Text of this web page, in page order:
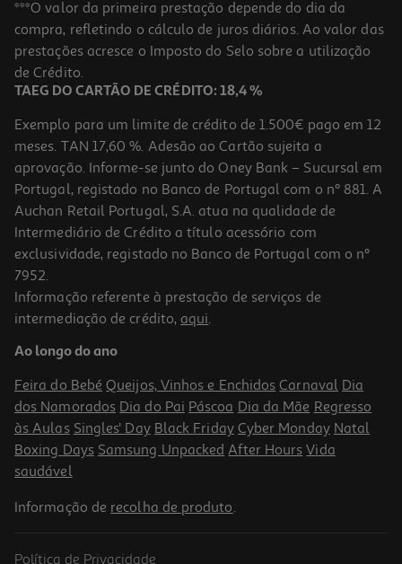
***O valor da primeira prestação depende do dia da
compra, refletindo o cálculo de juros diários. Ao valor das
prestações acresce o Imposto do Selo sobre a utilização
de Crédito.
TAEG DO CARTÃO DE CRÉDITO: 18,4 %
Exemplo para um limite de crédito de 1.500€ pago em 12
meses. TAN 17,60 %. Adesão ao Cartão sujeita a
aprovação. Informe-se junto do Oney Bank – Sucursal em
Portugal, registado no Banco de Portugal com o nº 881. A
Auchan Retail Portugal, S.A. atua na qualidade de
Intermediário de Crédito a título acessório com
exclusividade, registado no Banco de Portugal com o nº
7952.
Informação referente à prestação de serviços de
intermediação de crédito, aqui.
Ao longo do ano
Feira do Bebé Queijos, Vinhos e Enchidos Carnaval Dia
dos Namorados Dia do Pai Páscoa Dia da Mãe Regresso
às Aulas Singles' Day Black Friday Cyber Monday Natal
Boxing Days Samsung Unpacked After Hours Vida
saudável
Informação de recolha de produto.
Política de Privacidade